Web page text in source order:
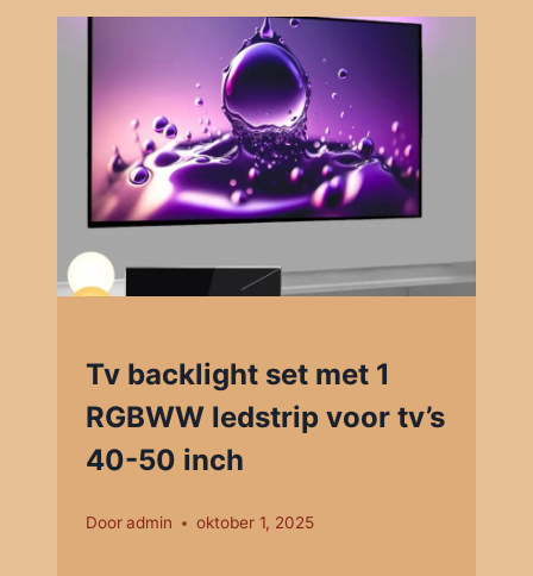
Tv backlight set met 1
RGBWW ledstrip voor tv’s
40-50 inch
Dooradmin oktober 1, 2025